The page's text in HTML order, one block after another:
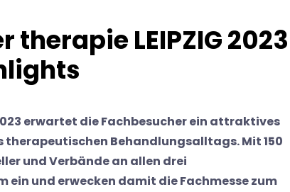
LEIPZIG 2023
erwartet die Fachbesucher ein attraktives
Behandlungsalltags. Mit 150
und Verbände an allen drei
und erwecken damit die Fachmesse zum